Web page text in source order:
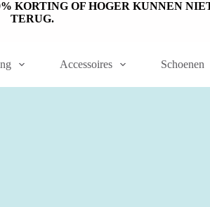
KORTING OF HOGER KUNNEN
TERUG.
Accessoires Schoenen